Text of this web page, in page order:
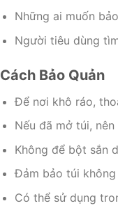
Những ai muốn
Người tiêu dùng
Cách Bảo Quản
Để nơi khô ráo,
Nếu đã mở túi,
Không để bột sắn
Đảm bảo túi
Có thể sử dụng